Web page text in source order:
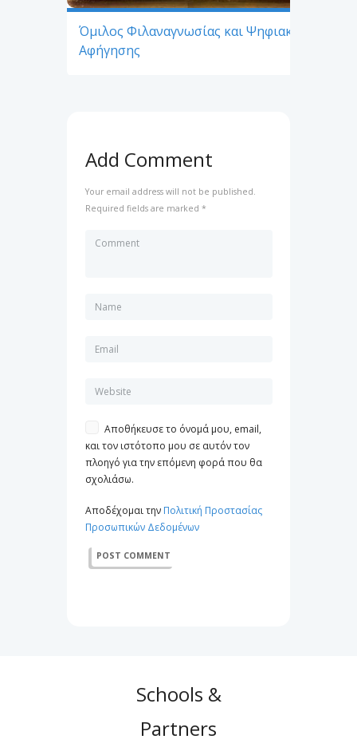
Όμιλος Φιλαναγνωσίας και Ψηφιακής
Αφήγησης
Add Comment
Your email address will not be published.
Required fields are marked *
Αποθήκευσε το όνομά μου, email,
και τον ιστότοπο μου σε αυτόν τον
πλοηγό για την επόμενη φορά που θα
σχολιάσω.
Αποδέχομαι την Πολιτική Προστασίας
Προσωπικών Δεδομένων
Schools &
Partners